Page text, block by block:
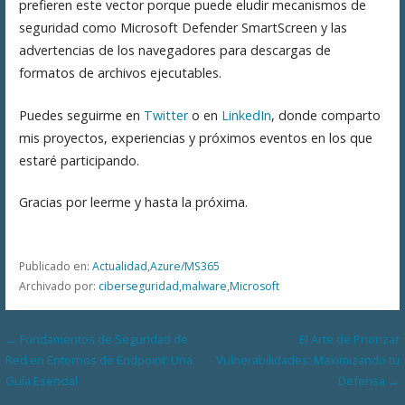
prefieren este vector porque puede eludir mecanismos de
seguridad como Microsoft Defender SmartScreen y las
advertencias de los navegadores para descargas de
formatos de archivos ejecutables​​.
Puedes seguirme en Twittero en LinkedIn, donde comparto
mis proyectos, experiencias y próximos eventos en los que
estaré participando.
Gracias por leerme y hasta la próxima.
Publicado en: Actualidad,Azure/MS365
Archivado por: ciberseguridad,malware,Microsoft
Navegación
de
← Fundamentos de Seguridad de
Red en Entornos de Endpoint: Una
Guía Esencial
El Arte de Priorizar
Vulnerabilidades: Maximizando tu
Defensa →